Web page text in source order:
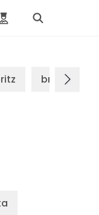
brassói